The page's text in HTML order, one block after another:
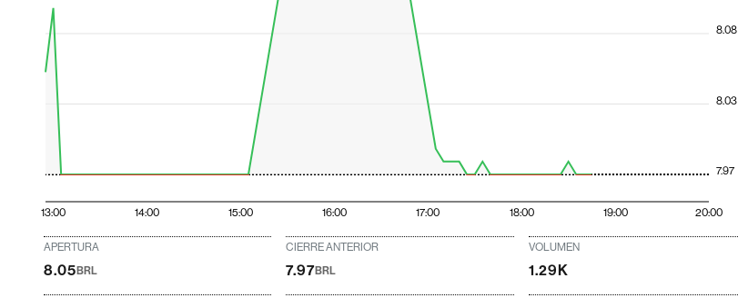
13:00 14:00 15:00 16:00 17:00 18:00 19:00 20:00
7.97
8.03
8.08
APERTURA
8.05BRL
CIERRE ANTERIOR
7.97BRL
VOLUMEN
1.29K